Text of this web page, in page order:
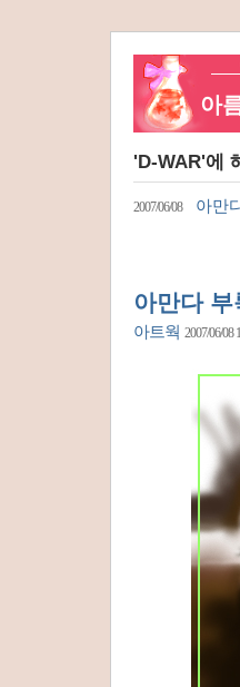
아
'D-WAR'에
2007/06/08 아만
아만다
아트웍 2007/06/08